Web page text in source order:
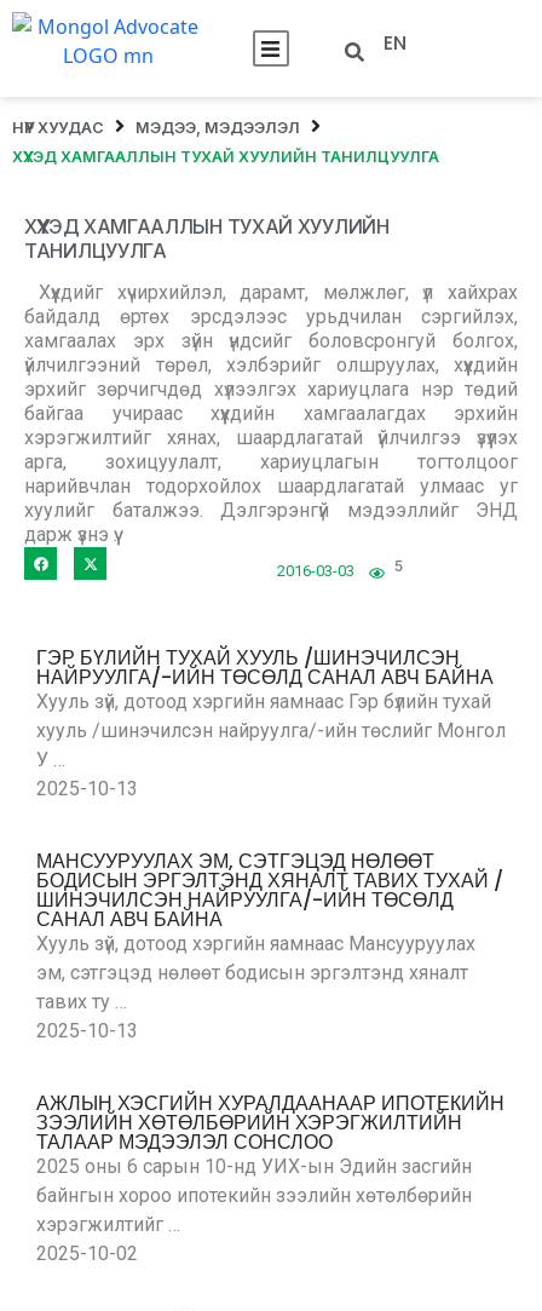
EN
НҮҮР ХУУДАС
МЭДЭЭ, МЭДЭЭЛЭЛ
ХҮҮХЭД ХАМГААЛЛЫН ТУХАЙ ХУУЛИЙН ТАНИЛЦУУЛГА
ХҮҮХЭД ХАМГААЛЛЫН ТУХАЙ ХУУЛИЙН
ТАНИЛЦУУЛГА
Хүүхдийг хүчирхийлэл, дарамт, мөлжлөг, үл хайхрах
байдалд өртөх эрсдэлээс урьдчилан сэргийлэх,
хамгаалах эрх зүйн үндсийг боловсронгуй болгох,
үйлчилгээний төрөл, хэлбэрийг олшруулах, хүүхдийн
эрхийг зөрчигчдөд хүлээлгэх хариуцлага нэр төдий
байгаа учираас хүүхдийн хамгаалагдах эрхийн
хэрэгжилтийг хянах, шаардлагатай үйлчилгээ үзүүлэх
арга, зохицуулалт, хариуцлагын тогтолцоог
нарийвчлан тодорхойлох шаардлагатай улмаас уг
хуулийг баталжээ. Дэлгэрэнгүй мэдээллийг ЭНД
дарж үзнэ үү.
2016-03-03 5
ГЭР БҮЛИЙН ТУХАЙ ХУУЛЬ /ШИНЭЧИЛСЭН
НАЙРУУЛГА/-ИЙН ТӨСӨЛД САНАЛ АВЧ БАЙНА
Хууль зүй, дотоод хэргийн яамнаас Гэр бүлийн тухай
хууль /шинэчилсэн найруулга/-ийн төслийг Монгол
У …
2025-10-13
МАНСУУРУУЛАХ ЭМ, СЭТГЭЦЭД НӨЛӨӨТ
БОДИСЫН ЭРГЭЛТЭНД ХЯНАЛТ ТАВИХ ТУХАЙ /
ШИНЭЧИЛСЭН НАЙРУУЛГА/-ИЙН ТӨСӨЛД
САНАЛ АВЧ БАЙНА
Хууль зүй, дотоод хэргийн яамнаас Мансууруулах
эм, сэтгэцэд нөлөөт бодисын эргэлтэнд хяналт
тавих ту …
2025-10-13
АЖЛЫН ХЭСГИЙН ХУРАЛДААНААР ИПОТЕКИЙН
ЗЭЭЛИЙН ХӨТӨЛБӨРИЙН ХЭРЭГЖИЛТИЙН
ТАЛААР МЭДЭЭЛЭЛ СОНСЛОО
2025 оны 6 сарын 10-нд УИХ-ын Эдийн засгийн
байнгын хороо ипотекийн зээлийн хөтөлбөрийн
хэрэгжилтийг …
2025-10-02